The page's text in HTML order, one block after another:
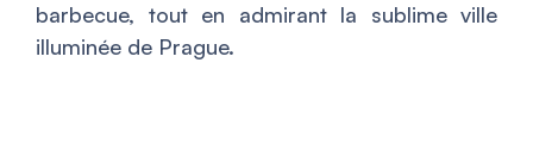
barbecue, tout en admirant la sublime ville
illuminée de Prague.